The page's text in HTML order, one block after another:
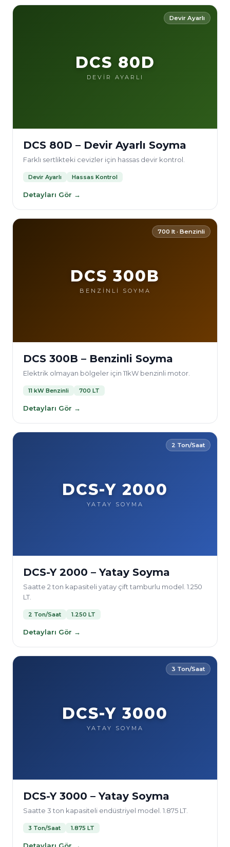
Devir Ayarlı
DCS 80D
DEVİR AYARLI
DCS 80D – Devir Ayarlı Soyma
Farklı sertlikteki cevizler için hassas devir kontrol.
Devir Ayarlı Hassas Kontrol
Detayları Gör →
700 lt · Benzinli
DCS 300B
BENZİNLİ SOYMA
DCS 300B – Benzinli Soyma
Elektrik olmayan bölgeler için 11kW benzinli motor.
11 kW Benzinli 700 LT
Detayları Gör →
2 Ton/Saat
DCS-Y 2000
YATAY SOYMA
DCS-Y 2000 – Yatay Soyma
Saatte 2 ton kapasiteli yatay çift tamburlu model. 1.250
LT.
2 Ton/Saat 1.250 LT
Detayları Gör →
3 Ton/Saat
DCS-Y 3000
YATAY SOYMA
DCS-Y 3000 – Yatay Soyma
Saatte 3 ton kapasiteli endüstriyel model. 1.875 LT.
3 Ton/Saat 1.875 LT